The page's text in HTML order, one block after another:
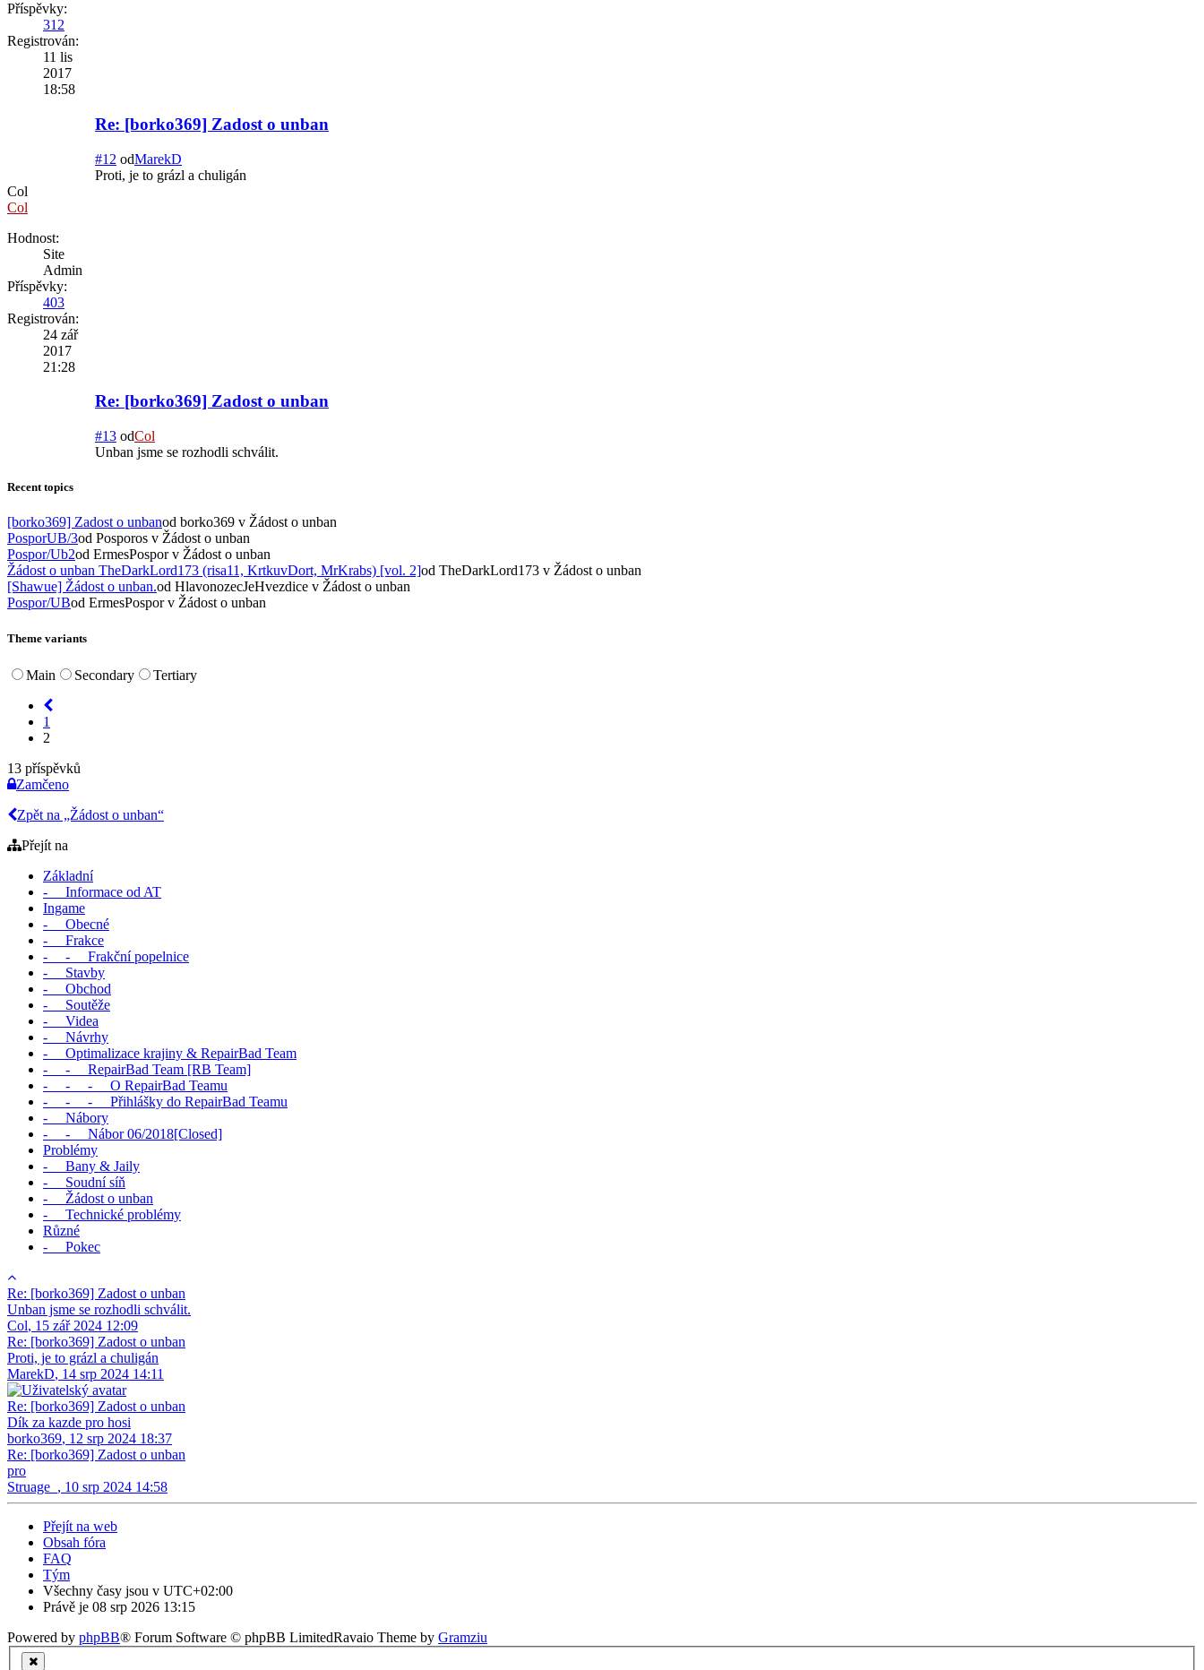
Příspěvky:
312
Registrován:
11 lis
2017
18:58
Re: [borko369] Zadost o unban
#12 odMarekD
Proti, je to grázl a chuligán
Col
Col
Hodnost:
Site
Admin
Příspěvky:
403
Registrován:
24 zář
2017
21:28
Re: [borko369] Zadost o unban
#13 odCol
Unban jsme se rozhodli schválit.
Recent topics
[borko369] Zadost o unbanod borko369 v Žádost o unban
PosporUB/3od Posporos v Žádost o unban
Pospor/Ub2od ErmesPosporv Žádost o unban
Žádost o unban TheDarkLord173 (risa11, KrtkuvDort, MrKrabs) [vol. 2]od TheDarkLord173 v Žádost o unban
[Shawue] Žádost o unban.od HlavonozecJeHvezdice v Žádost o unban
Pospor/UBod ErmesPosporv Žádost o unban
Theme variants
Main Secondary Tertiary
1
2
13 příspěvků
Zamčeno
Zpět na „Žádost o unban“
Přejít na
Základní
- Informace od AT
Ingame
- Obecné
- Frakce
- - Frakční popelnice
- Stavby
- Obchod
- Soutěže
- Videa
- Návrhy
- Optimalizace krajiny & RepairBad Team
- - RepairBad Team [RB Team]
- - - O RepairBad Teamu
- - - Přihlášky do RepairBad Teamu
- Nábory
- - Nábor 06/2018[Closed]
Problémy
- Bany & Jaily
- Soudní síň
- Žádost o unban
- Technické problémy
Různé
- Pokec
Re: [borko369] Zadost o unban
Unban jsme se rozhodli schválit.
Col, 15 zář 2024 12:09
Re: [borko369] Zadost o unban
Proti, je to grázl a chuligán
MarekD, 14 srp 2024 14:11
Re: [borko369] Zadost o unban
Dík za kazde pro hosi
borko369, 12 srp 2024 18:37
Re: [borko369] Zadost o unban
pro
Struage_ , 10 srp 2024 14:58
Přejít na web
Obsah fóra
FAQ
Tým
Všechny časy jsou v UTC+02:00
Právě je 08 srp 2026 13:15
Powered by phpBB® Forum Software © phpBB LimitedRavaio Theme by Gramziu